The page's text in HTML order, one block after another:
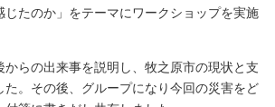
じたのか」をテーマにワークショップを実施
らの出来事を説明し、牧之原市の現状と支
た。その後、グループになり今回の災害をど